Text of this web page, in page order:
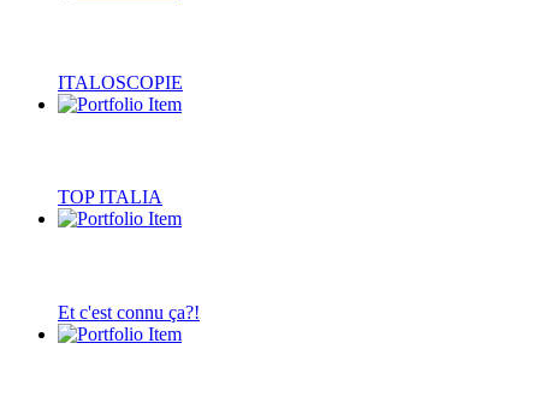
ITALOSCOPIE
TOP ITALIA
Et c'est connu ça?!